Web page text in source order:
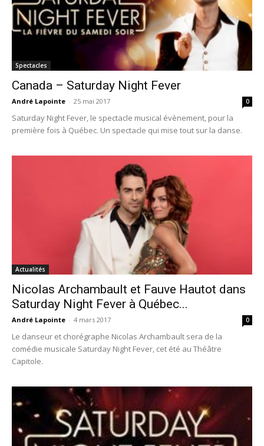
Spectacles
Canada – Saturday Night Fever
André Lapointe - 25 mai 2017 0
Saturday Night Fever, le spectacle musical évènement, pour la
première fois à Québec. Un spectacle qui mise tout sur la danse.
Actualités
Nicolas Archambault et Fauve Hautot dans
Saturday Night Fever à Québec...
André Lapointe - 4 mars 2017 0
Le danseur et chorégraphe Nicolas Archambault sera de la
comédie musicale Saturday Night Fever, cet été au Théâtre
Capitole.